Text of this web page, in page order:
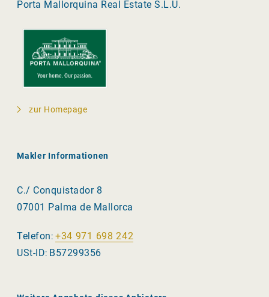
Porta Mallorquina Real Estate S.L.U.
zur Homepage
Makler Informationen
C./ Conquistador 8
07001 Palma de Mallorca
Telefon: +34 971 698 242
USt-ID: B57299356